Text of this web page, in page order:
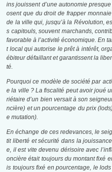
ins jouissent d’une autonomie
osent que du droit de frapper
de la ville qui, jusqu’à la Révolution,
s capitouls, souvent marchands,
favorable à l’activité économique. En
t local qui autorise le prêt à intérêt,
ébiteur défaillant et garantissent la
té.
Pourquoi ce modèle de société par
e la ville ? La fiscalité peut avoir joué
riétaire d’un bien versait à son
ncière) et un pourcentage du prix
e mutation).
En échange de ces redevances, le
tit liberté et sécurité dans la
e, il est vite devenu dérisoire avec
oncière était toujours du montant fixé
is toujours fixé en pourcentage, le